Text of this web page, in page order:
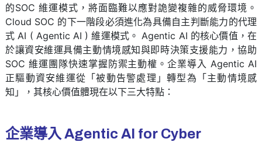
的SOC 維運模式，將面臨難以應對詭變複雜的威脅環境。
Cloud SOC 的下一階段必須進化為具備自主判斷能力的代理
式 AI ( Agentic AI ) 維運模式。 Agentic AI 的核心價值，在
於讓資安維運具備主動情境感知與即時決策支援能力，協助
SOC 維運團隊快速掌握防禦主動權。企業導入 Agentic AI
正驅動資安維運從「被動告警處理」轉型為「主動情境感
知」，其核心價值體現在以下三大特點：
企業導入 Agentic AI for Cyber